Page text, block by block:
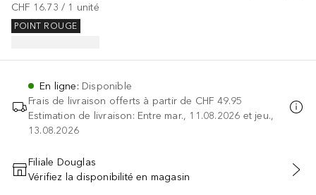
CHF 16.73 / 1 unité
POINT ROUGE
En ligne: Disponible
Frais de livraison offerts à partir de CHF 49.95
Estimation de livraison: Entre mar., 11.08.2026 et jeu.,
13.08.2026
AJOUTER AU PANIER
Filiale Douglas
Vérifiez la disponibilité en magasin